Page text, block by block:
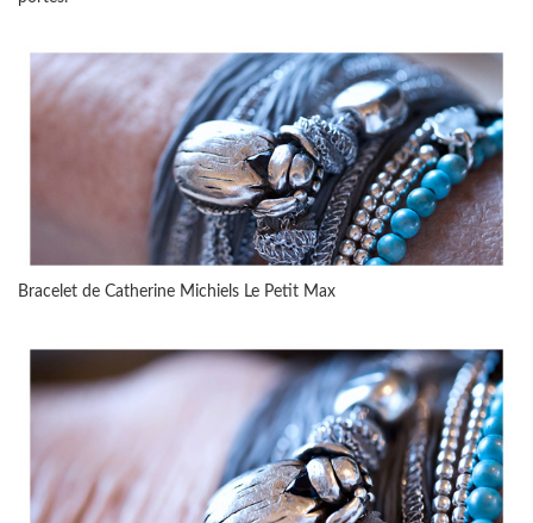
Bracelet de Catherine Michiels Le Petit Max